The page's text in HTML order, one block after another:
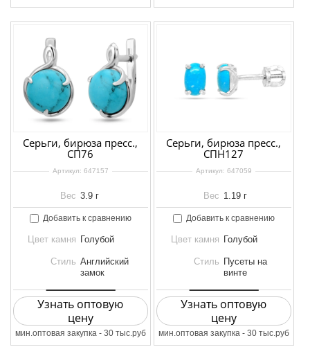
Серьги, бирюза пресс.,
СП76
Артикул: 647157
Вес 3.9 г
Добавить к сравнению
Цвет камня Голубой
Стиль Английский
замок
Узнать оптовую
цену
мин.оптовая закупка - 30 тыс.руб
Серьги, бирюза пресс.,
СПН127
Артикул: 647059
Вес 1.19 г
Добавить к сравнению
Цвет камня Голубой
Стиль Пусеты на
винте
Узнать оптовую
цену
мин.оптовая закупка - 30 тыс.руб